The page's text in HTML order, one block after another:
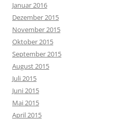
Januar 2016
Dezember 2015
November 2015
Oktober 2015
September 2015
August 2015
Juli 2015
Juni 2015
Mai 2015
April 2015